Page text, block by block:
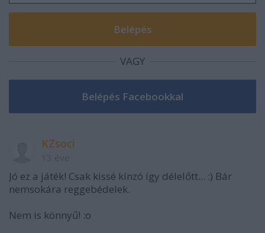
VAGY
KZsoci
Jó ez a játék! Csak kissé kínzó így délelőtt... :) Bár
nemsokára reggebédelek.
Nem is könnyű! :o